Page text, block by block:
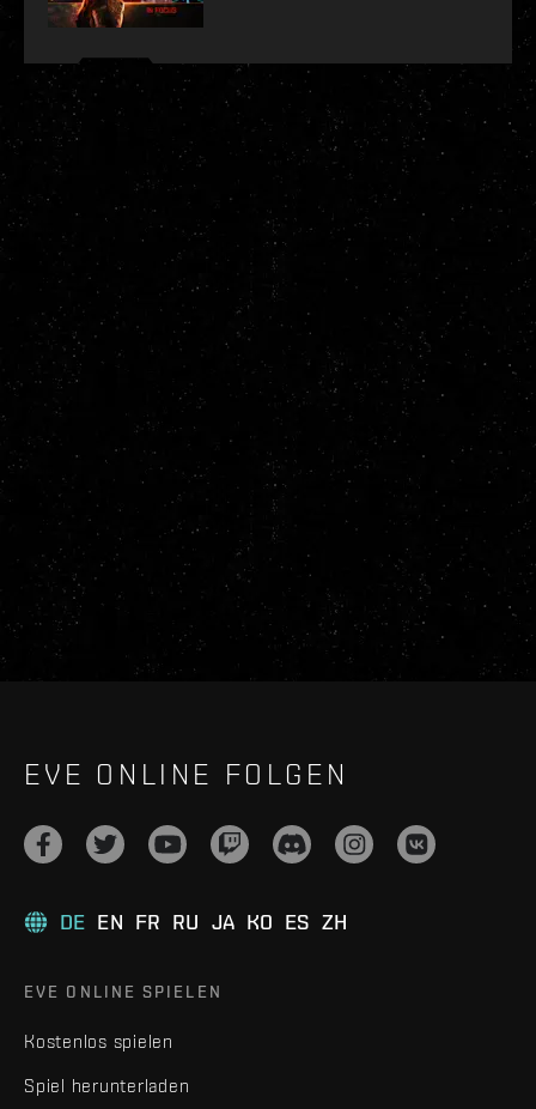
EVE ONLINE FOLGEN
DE EN FR RU JA KO ES ZH
EVE ONLINE SPIELEN
Kostenlos spielen
Spiel herunterladen